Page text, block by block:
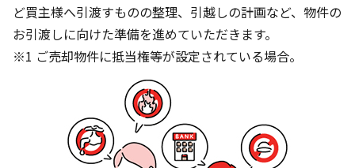
ど買主様へ引渡すものの整理、引越しの計画など、物件の
お引渡しに向けた準備を進めていただきます。
※1 ご売却物件に抵当権等が設定されている場合。